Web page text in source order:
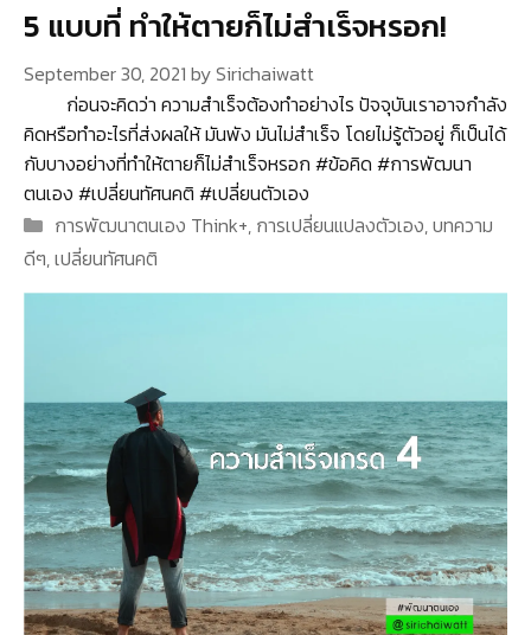
5 แบบที่ ทำให้ตายก็ไม่สำเร็จหรอก!
September 30, 2021 bySirichaiwatt
ก่อนจะคิดว่า ความสำเร็จต้องทำอย่างไร ปัจจุบันเราอาจกำลัง
คิดหรือทำอะไรที่ส่งผลให้ มันพัง มันไม่สำเร็จ โดยไม่รู้ตัวอยู่ ก็เป็นได้
กับบางอย่างที่ทำให้ตายก็ไม่สำเร็จหรอก #ข้อคิด #การพัฒนา
ตนเอง #เปลี่ยนทัศนคติ #เปลี่ยนตัวเอง
Categories
การพัฒนาตนเอง Think+, การเปลี่ยนแปลงตัวเอง,บทความ
ดีๆ,เปลี่ยนทัศนคติ